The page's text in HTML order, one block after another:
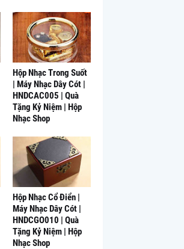
Hộp Nhạc Trong Suốt
| Máy Nhạc Dây Cót |
HNDCAC005 | Quà
Tặng Kỷ Niệm | Hộp
Nhạc Shop
Hộp Nhạc Cổ Điển |
Máy Nhạc Dây Cót |
HNDCGO010 | Quà
Tặng Kỷ Niệm | Hộp
Nhạc Shop